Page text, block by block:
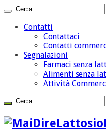
Contatti
Contattaci
Contatti
Segnalazioni
Farmaci senza
Alimenti senza
Attività